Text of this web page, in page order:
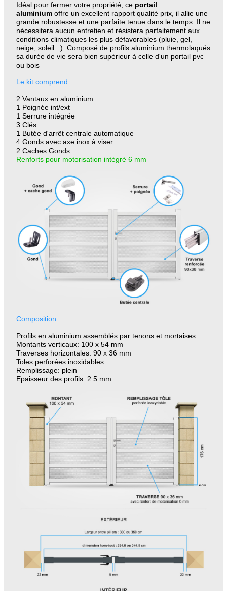
Idéal pour fermer votre propriété, ce portail
aluminium offre un excellent rapport qualité prix, il allie une
grande robustesse et une parfaite tenue dans le temps. Il ne
nécessitera aucun entretien et résistera parfaitement aux
conditions climatiques les plus défavorables (pluie, gel,
neige, soleil...). Composé de profils aluminium thermolaqués
sa durée de vie sera bien supérieur à celle d'un portail pvc
ou bois
Le kit comprend :
2 Vantaux en aluminium
1 Poignée int/ext
1 Serrure intégrée
3 Clés
1 Butée d'arrêt centrale automatique
4 Gonds avec axe inox à viser
2 Caches Gonds
Renforts pour motorisation intégré 6 mm
Composition :
Profils en aluminium assemblés par tenons et mortaises
Montants verticaux: 100 x 54 mm
Traverses horizontales: 90 x 36 mm
Toles perforées inoxidables
Remplissage: plein
Epaisseur des profils: 2.5 mm